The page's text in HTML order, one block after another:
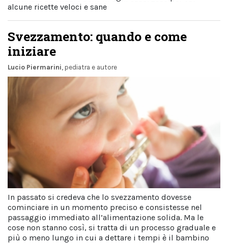
alcune ricette veloci e sane
Svezzamento: quando e come
iniziare
Lucio Piermarini, pediatra e autore
In passato si credeva che lo svezzamento dovesse
cominciare in un momento preciso e consistesse nel
passaggio immediato all’alimentazione solida. Ma le
cose non stanno così, si tratta di un processo graduale e
più o meno lungo in cui a dettare i tempi è il bambino